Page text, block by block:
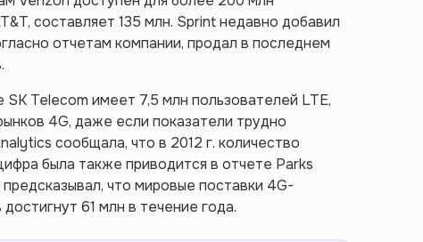
составляет 135 млн. Sprint недавно добавил
отчетам компании, продал в последнем
Telecom имеет 7,5 млн пользователей LTE,
4G, даже если показатели трудно
сообщала, что в 2012 г. количество
была также приводится в отчете Parks
что мировые поставки 4G-
61 млн в течение года.